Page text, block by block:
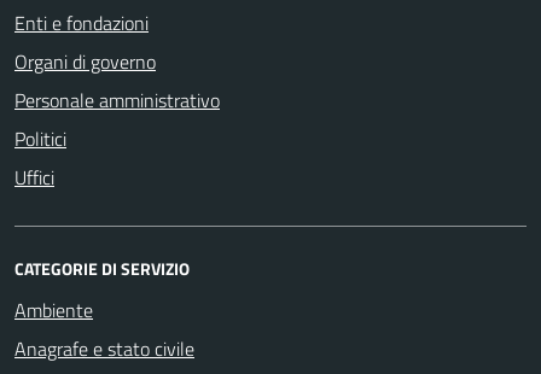
Enti e fondazioni
Organi di governo
Personale amministrativo
Politici
Uffici
CATEGORIE DI SERVIZIO
Ambiente
Anagrafe e stato civile